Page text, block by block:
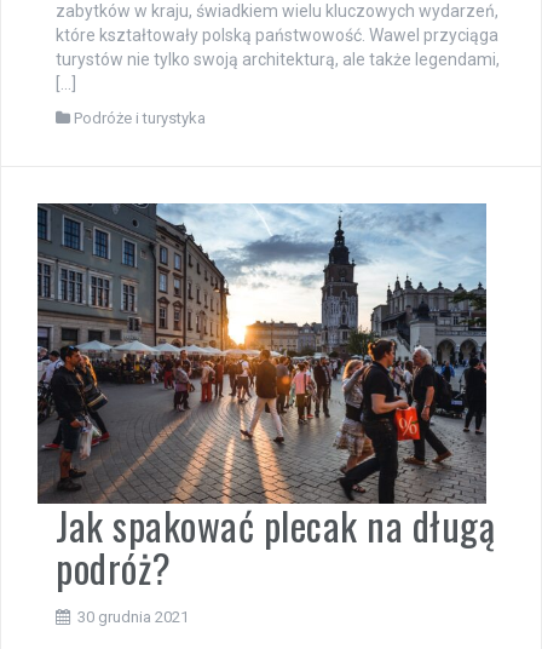
zabytków w kraju, świadkiem wielu kluczowych wydarzeń,
które kształtowały polską państwowość. Wawel przyciąga
turystów nie tylko swoją architekturą, ale także legendami,
[…]
Podróże i turystyka
Jak spakować plecak na długą
podróż?
30 grudnia 2021